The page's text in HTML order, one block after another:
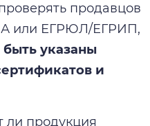
продавцов
или ЕГРЮЛ/ЕГРИП,
указаны
и
ли продукция